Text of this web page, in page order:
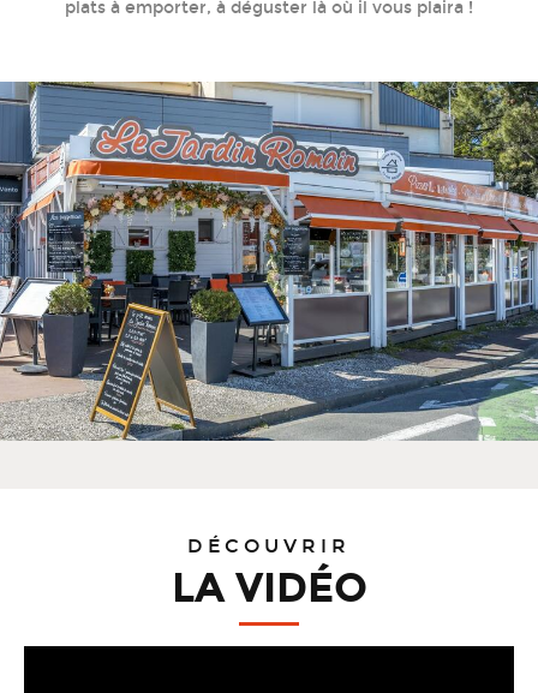
plats à emporter, à déguster là où il vous plaira !
DÉCOUVRIR
LA VIDÉO